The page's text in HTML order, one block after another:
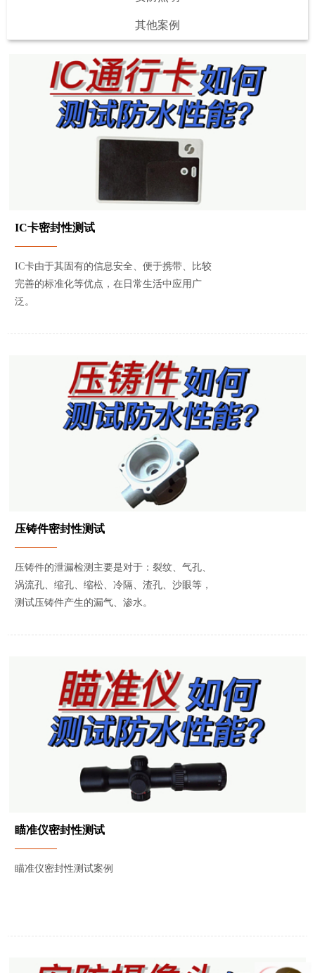
其他案例
IC卡密封性测试
IC卡由于其固有的信息安全、便于携带、比较
完善的标准化等优点，在日常生活中应用广
泛。
压铸件密封性测试
压铸件的泄漏检测主要是对于：裂纹、气孔、
涡流孔、缩孔、缩松、冷隔、渣孔、沙眼等，
测试压铸件产生的漏气、渗水。
瞄准仪密封性测试
瞄准仪密封性测试案例